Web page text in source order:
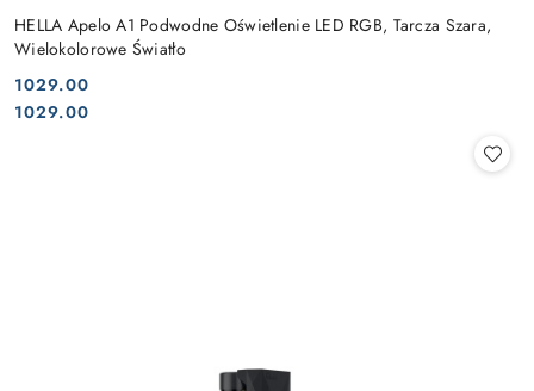
HELLA Apelo A1 Podwodne Oświetlenie LED RGB, Tarcza Szara,
Wielokolorowe Światło
Cena:
1029.00
Cena:
1029.00